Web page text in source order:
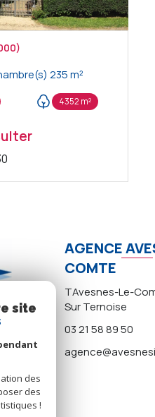
Propriete 9 pièce(s) 6 chambre(s) 235 m²
4352 m²
AGENCE
COMTE
TAvesnes-Le-
Sur Ternoise
03 21 58 89 50
site
des
des
!